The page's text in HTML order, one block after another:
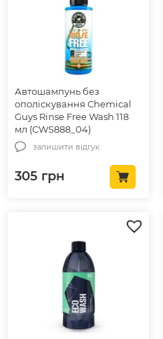
Автошампунь без
ополіскування Chemical
Guys Rinse Free Wash 118
мл (CWS888_04)
залишити відгук
305 грн